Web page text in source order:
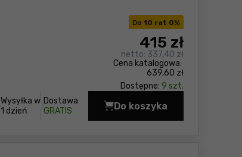
Do 10 rat 0%
Cena katalogowa:
639,60 zł
415 zł
netto: 337,40 zł
Dostępne: 9 szt.
Wysyłka w
1 dzień
Dostawa
GRATIS
Do koszyka
Odkurzacz Metabo AS